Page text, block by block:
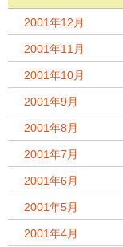
2001年12月
2001年11月
2001年10月
2001年9月
2001年8月
2001年7月
2001年6月
2001年5月
2001年4月